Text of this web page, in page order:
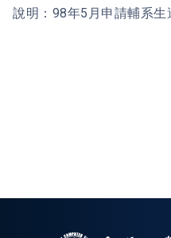
說明：98年5月申請輔系生